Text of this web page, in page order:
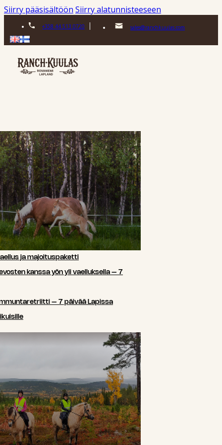
Siirry pääsisältöön Siirry alatunnisteeseen
+358 44 513 0720 sales@ranchkuulas.com
ja majoituspaketti
kanssa yön yli vaelluksella – 7
– 7 päivää Lapissa